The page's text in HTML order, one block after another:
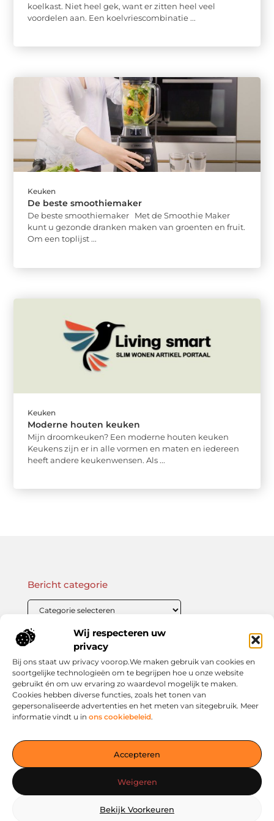
Wij respecteren uw
privacy
Bij ons staat uw privacy voorop.We maken gebruik van cookies en
soortgelijke technologieën om te begrijpen hoe u onze website
gebruikt én om uw ervaring zo waardevol mogelijk te maken.
Cookies hebben diverse functies, zoals het tonen van
gepersonaliseerde advertenties en het meten van sitegebruik. Meer
informatie vindt u in ons cookiebeleid.
Accepteren
Weigeren
Bekijk Voorkeuren
koelkast. Niet heel gek, want er zitten heel veel
voordelen aan. Een koelvriescombinatie ...
Keuken
De beste smoothiemaker
De beste smoothiemaker Met de Smoothie Maker
kunt u gezonde dranken maken van groenten en fruit.
Om een toplijst ...
Keuken
Moderne houten keuken
Mijn droomkeuken? Een moderne houten keuken
Keukens zijn er in alle vormen en maten en iedereen
heeft andere keukenwensen. Als ...
— Verken prikkelende blogs, slimme inzichten en praktische
tips voor een bewuster en slimmer leven. Alles overzichtelijk
verzameld op één platform. Begin vandaag nog op living-
smart.nl!
Onze informatie
Bericht categorie